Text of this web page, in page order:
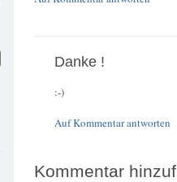
Danke !
:-)
Auf Kommentar antworten
Kommentar